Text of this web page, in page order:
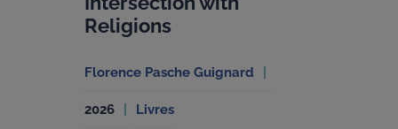
Religions
Florence Pasche Guignard
2026 Livres